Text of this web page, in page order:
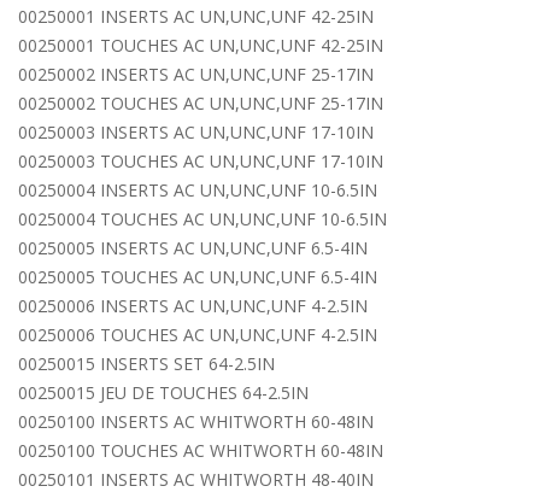
00250001 INSERTS AC UN,UNC,UNF 42-25IN
00250001 TOUCHES AC UN,UNC,UNF 42-25IN
00250002 INSERTS AC UN,UNC,UNF 25-17IN
00250002 TOUCHES AC UN,UNC,UNF 25-17IN
00250003 INSERTS AC UN,UNC,UNF 17-10IN
00250003 TOUCHES AC UN,UNC,UNF 17-10IN
00250004 INSERTS AC UN,UNC,UNF 10-6.5IN
00250004 TOUCHES AC UN,UNC,UNF 10-6.5IN
00250005 INSERTS AC UN,UNC,UNF 6.5-4IN
00250005 TOUCHES AC UN,UNC,UNF 6.5-4IN
00250006 INSERTS AC UN,UNC,UNF 4-2.5IN
00250006 TOUCHES AC UN,UNC,UNF 4-2.5IN
00250015 INSERTS SET 64-2.5IN
00250015 JEU DE TOUCHES 64-2.5IN
00250100 INSERTS AC WHITWORTH 60-48IN
00250100 TOUCHES AC WHITWORTH 60-48IN
00250101 INSERTS AC WHITWORTH 48-40IN